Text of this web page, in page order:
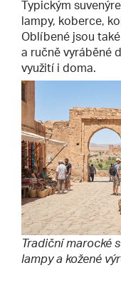
Typickým
lampy, koberce,
Oblíbené jsou
a ručně vyráběné
využití i doma.
Tradiční marocké
lampy a kožené